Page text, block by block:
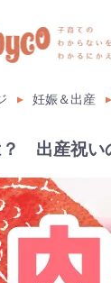
妊娠＆出産
出産祝い